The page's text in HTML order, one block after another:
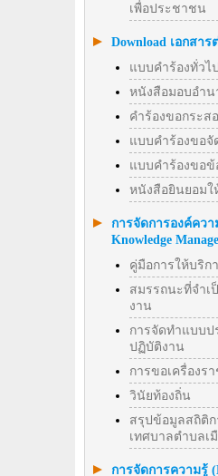
เพื่อประชาชน
Download เอกสาร
แบบคำร้องทั่วไป
หนังสือมอบอำน
คำร้องขอกระส
แบบคำร้องขอจั
แบบคำร้องขอ
หนังสือยินยอม
การจัดการองค์คว
Knowledge
คู่มือการให้บริก
สมรรถนะที่จำเ
งาน
การจัดทำแบบป
ปฏิบัติงาน
การขอเครื่องร
วินัยท้องถิ่น
สรุปข้อมูลสถิติก
เทศบาลตำบลเ
การจัดการความรู้